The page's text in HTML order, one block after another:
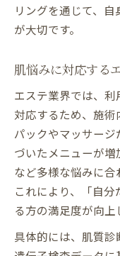
リングを通じて、
が大切です。
肌悩みに対応する
エステ業界では、
対応するため、施
パックやマッサー
づいたメニューが
など多様な悩みに合
これにより、「自
る方の満足度が向上
具体的には、肌質診